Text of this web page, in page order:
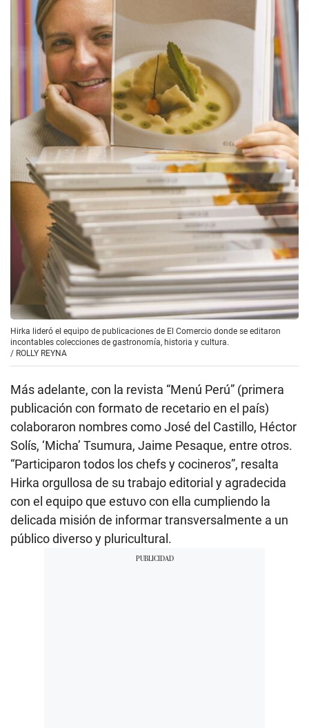
Hirka lideró el equipo de publicaciones de El Comercio donde se editaron
incontables colecciones de gastronomía, historia y cultura.
/ ROLLY REYNA
Más adelante, con la revista “Menú Perú” (primera
publicación con formato de recetario en el país)
colaboraron nombres como José del Castillo, Héctor
Solís, ‘Micha’ Tsumura, Jaime Pesaque, entre otros.
“Participaron todos los chefs y cocineros”, resalta
Hirka orgullosa de su trabajo editorial y agradecida
con el equipo que estuvo con ella cumpliendo la
delicada misión de informar transversalmente a un
público diverso y pluricultural.